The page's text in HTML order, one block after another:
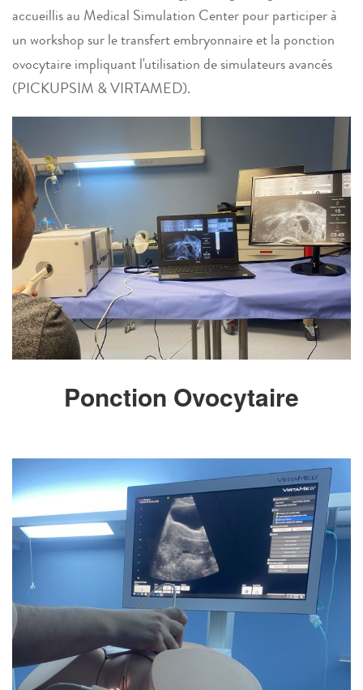
accueillis au Medical Simulation Center pour participer à
un workshop sur le transfert embryonnaire et la ponction
ovocytaire impliquant l'utilisation de simulateurs avancés
(PICKUPSIM & VIRTAMED).
Ponction Ovocytaire